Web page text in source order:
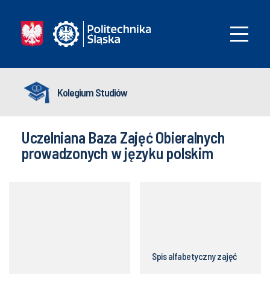
Kolegium Studiów
Uczelniana Baza Zajęć Obieralnych
prowadzonych w języku polskim
Spis alfabetyczny zajęć